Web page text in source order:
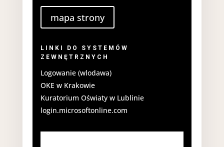
mapa strony
LINKI DO SYSTEMÓW
ZEWNĘTRZNYCH
Logowanie (wlodawa)
OKE w Krakowie
Kuratorium Oświaty w Lublinie
login.microsoftonline.com